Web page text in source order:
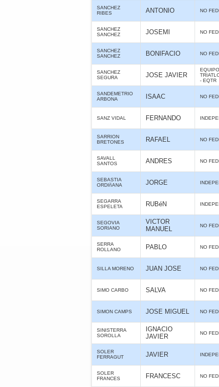
SANCHEZ
RIBES
ANTONIO NO
SANCHEZ
SANCHEZ
JOSEMI NO
SANCHEZ
SANCHEZ
BONIFACIO NO
SANCHEZ
SEGURA
JOSE JAVIER
- EQTR
SANDEMETRIO
ARBONA
ISAAC NO
SANZ VIDAL FERNANDO
SARRION
BRETONES
RAFAEL NO
SAVALL
SANTOS
ANDRES NO
SEBASTIA
ORDIñANA
JORGE
SEGARRA
ESPELETA
RUBéN
SEGOVIA
SORIANO
VICTOR
MANUEL
NO
SERRA
ROLLANO
PABLO NO
SILLA MORENO JUAN JOSE NO
SIMO CARBO SALVA NO
SIMON CAMPS JOSE MIGUEL NO
SINISTERRA
SOROLLA
IGNACIO
JAVIER
NO
SOLER
FERRAGUT
JAVIER
SOLER
FRANCES
FRANCESC NO